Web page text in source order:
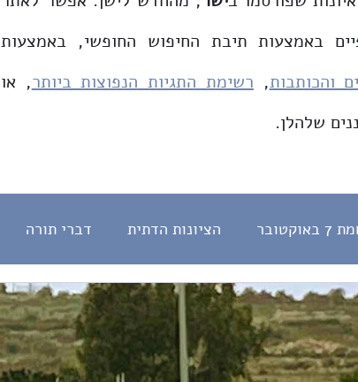
באמצעות תיבת החיפוש החופשי, באמצעות
והכותבות, רשימת התגיות הנפוצות ביותר, או
שלהלן.
הציונות הדתית דברי תורה
היחס לנוכרי חינוך English צדק חברתי
ראיונות מדרש עברית